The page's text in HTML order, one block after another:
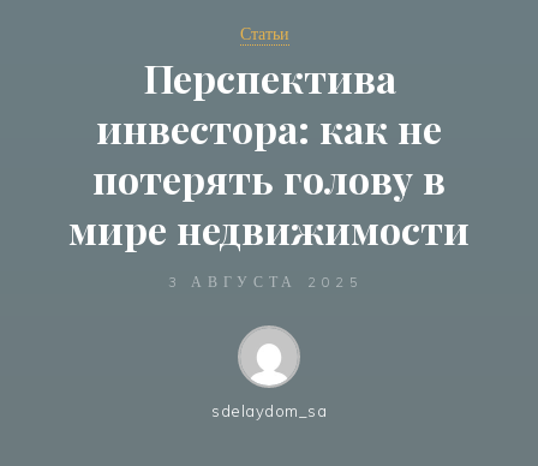
Статьи
Перспектива
инвестора: как не
потерять голову в
мире недвижимости
3 АВГУСТА 2025
sdelaydom_sa